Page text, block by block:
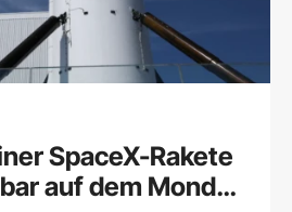
SpaceX-Rakete
auf dem Mond